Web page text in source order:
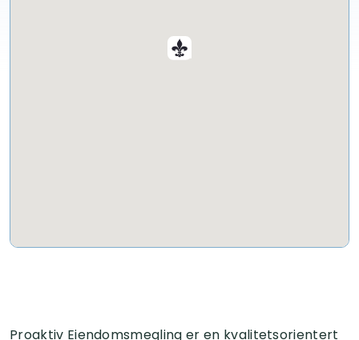
Proaktiv Eiendomsmegling er en kvalitetsorientert